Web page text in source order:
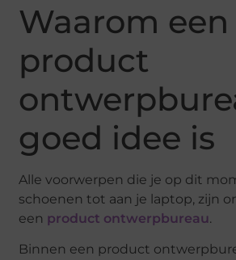
Waarom een
product
goed idee is
Alle voorwerpen die je op dit
schoenen tot aan je laptop, zijn
een product ontwerpbureau.
Binnen een product